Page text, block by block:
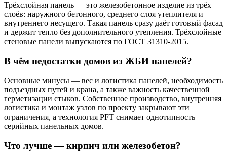
Трёхслойная панель — это железобетонное изделие из трёх
слоёв: наружного бетонного, среднего слоя утеплителя и
внутреннего несущего. Такая панель сразу даёт готовый фасад
и держит тепло без дополнительного утепления. Трёхслойные
стеновые панели выпускаются по ГОСТ 31310-2015.
В чём недостатки домов из ЖБИ панелей?
Основные минусы — вес и логистика панелей, необходимость
подъездных путей и крана, а также важность качественной
герметизации стыков. Собственное производство, внутренняя
логистика и монтаж узлов по проекту закрывают эти
ограничения, а технология PFT снимает однотипность
серийных панельных домов.
Что лучше — кирпич или железобетон?